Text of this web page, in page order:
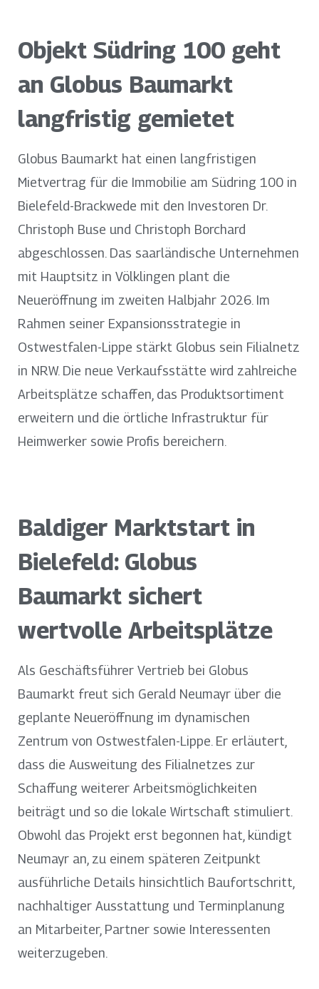
Objekt Südring 100 geht
an Globus Baumarkt
langfristig gemietet
Globus Baumarkt hat einen langfristigen
Mietvertrag für die Immobilie am Südring 100 in
Bielefeld-Brackwede mit den Investoren Dr.
Christoph Buse und Christoph Borchard
abgeschlossen. Das saarländische Unternehmen
mit Hauptsitz in Völklingen plant die
Neueröffnung im zweiten Halbjahr 2026. Im
Rahmen seiner Expansionsstrategie in
Ostwestfalen-Lippe stärkt Globus sein Filialnetz
in NRW. Die neue Verkaufsstätte wird zahlreiche
Arbeitsplätze schaffen, das Produktsortiment
erweitern und die örtliche Infrastruktur für
Heimwerker sowie Profis bereichern.
Baldiger Marktstart in
Bielefeld: Globus
Baumarkt sichert
wertvolle Arbeitsplätze
Als Geschäftsführer Vertrieb bei Globus
Baumarkt freut sich Gerald Neumayr über die
geplante Neueröffnung im dynamischen
Zentrum von Ostwestfalen-Lippe. Er erläutert,
dass die Ausweitung des Filialnetzes zur
Schaffung weiterer Arbeitsmöglichkeiten
beiträgt und so die lokale Wirtschaft stimuliert.
Obwohl das Projekt erst begonnen hat, kündigt
Neumayr an, zu einem späteren Zeitpunkt
ausführliche Details hinsichtlich Baufortschritt,
nachhaltiger Ausstattung und Terminplanung
an Mitarbeiter, Partner sowie Interessenten
weiterzugeben.